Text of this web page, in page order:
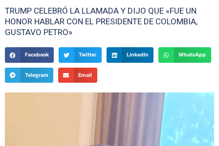
TRUMP CELEBRÓ LA LLAMADA Y DIJO QUE «FUE UN
HONOR HABLAR CON EL PRESIDENTE DE COLOMBIA,
GUSTAVO PETRO»
Facebook Twitter LinkedIn WhatsApp
Telegram Email